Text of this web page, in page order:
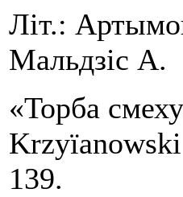
Літ.:
Мальдзіс А.
«Торба
139.